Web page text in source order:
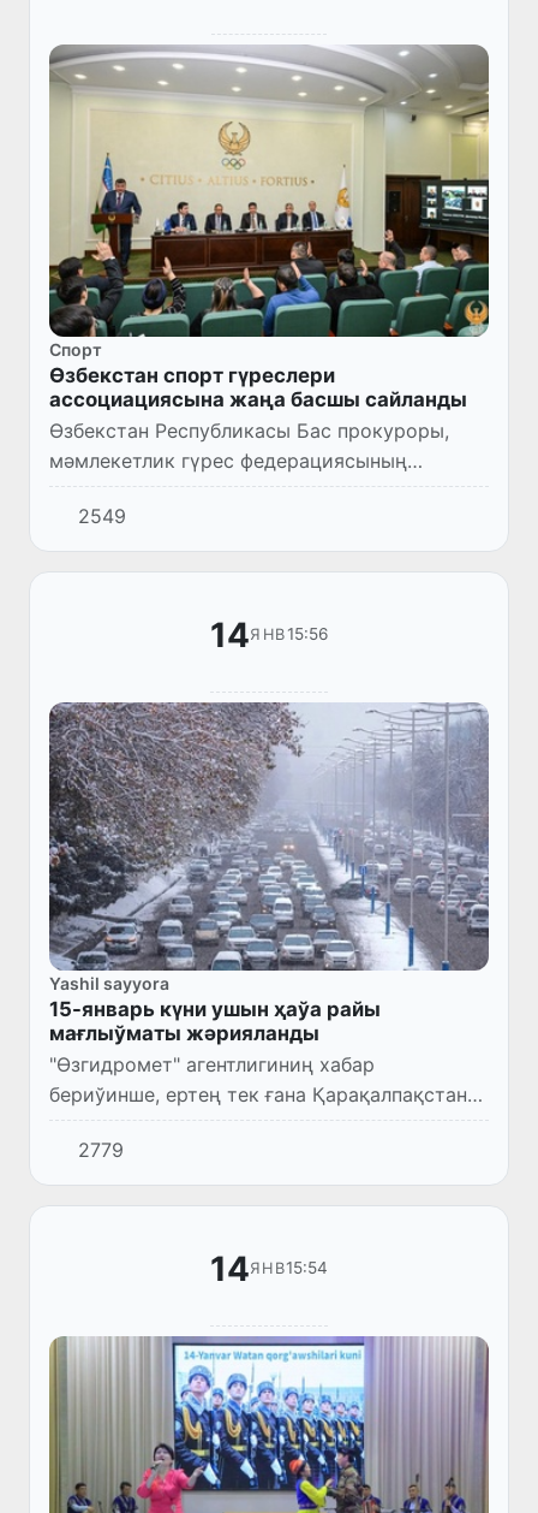
Спорт
Өзбекстан спорт гүреслери
ассоциациясына жаңа басшы сайланды
Өзбекстан Республикасы Бас прокуроры,
мәмлекетлик гүрес федерациясының
басшысы Ниғматилла Йўлдошев мәмлекет
спорт гүреслери ассоциациясының баслығы
етип сайланды.
2549
14ЯНВ15:56
Yashil sayyora
15-январь күни ушын ҳаўа райы
мағлыўматы жәрияланды
"Өзгидромет" агентлигиниң хабар
бериўинше, ертең тек ғана Қарақалпақстан
Республикасы, Хорезм ўәлаятының айырым
орынларында жаўын-шашын күтилиўи
мүмкин.
2779
14ЯНВ15:54